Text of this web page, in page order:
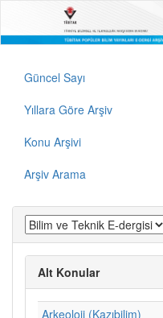
Güncel Sayı
Yıllara Göre Arşiv
Konu Arşivi
Arşiv Arama
Alt Konular
Arkeoloji (Kazıbilim)